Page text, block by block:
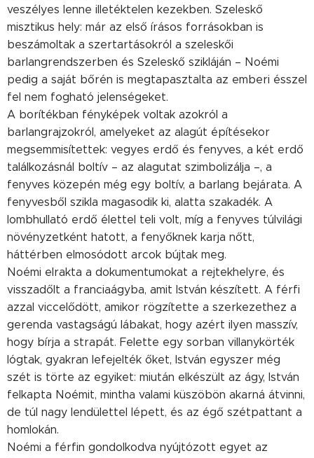
veszélyes lenne illetéktelen kezekben. Szeleskő
misztikus hely: már az első írásos forrásokban is
beszámoltak a szertartásokról a szeleskői
barlangrendszerben és Szeleskő szikláján – Noémi
pedig a saját bőrén is megtapasztalta az emberi ésszel
fel nem fogható jelenségeket.
A borítékban fényképek voltak azokról a
barlangrajzokról, amelyeket az alagút építésekor
megsemmisítettek: vegyes erdő és fenyves, a két erdő
találkozásnál boltív – az alagutat szimbolizálja –, a
fenyves közepén még egy boltív, a barlang bejárata. A
fenyvesből szikla magasodik ki, alatta szakadék. A
lombhullató erdő élettel teli volt, míg a fenyves túlvilági
növényzetként hatott, a fenyőknek karja nőtt,
háttérben elmosódott arcok bújtak meg.
Noémi elrakta a dokumentumokat a rejtekhelyre, és
visszadőlt a franciaágyba, amit István készített. A férfi
azzal viccelődött, amikor rögzítette a szerkezethez a
gerenda vastagságú lábakat, hogy azért ilyen masszív,
hogy bírja a strapát. Felette egy sorban villanykörték
lógtak, gyakran lefejelték őket, István egyszer még
szét is törte az egyiket: miután elkészült az ágy, István
felkapta Noémit, mintha valami küszöbön akarná átvinni,
de túl nagy lendülettel lépett, és az égő szétpattant a
homlokán.
Noémi a férfin gondolkodva nyújtózott egyet az